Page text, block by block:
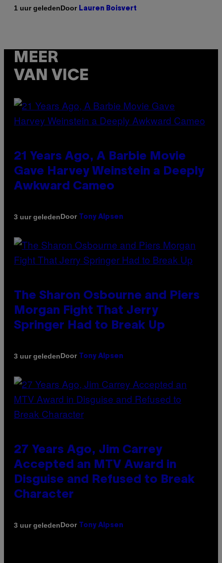
1 uur geledenDoor Lauren Boisvert
MEER
VAN VICE
21 Years Ago, A Barbie Movie
Gave Harvey Weinstein a Deeply
Awkward Cameo
3 uur geledenDoor Tony Alpsen
The Sharon Osbourne and Piers
Morgan Fight That Jerry
Springer Had to Break Up
3 uur geledenDoor Tony Alpsen
27 Years Ago, Jim Carrey
Accepted an MTV Award in
Disguise and Refused to Break
Character
3 uur geledenDoor Tony Alpsen